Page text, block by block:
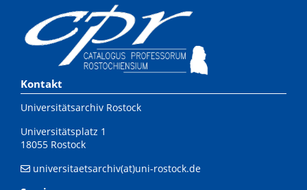
Kontakt
Universitätsarchiv Rostock
Universitätsplatz 1
18055 Rostock
universitaetsarchiv(at)uni-rostock.de